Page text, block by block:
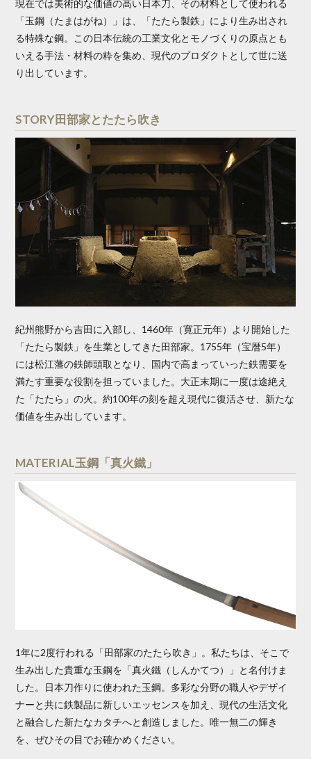
現在では美術的な価値の高い日本刀、その材料として使われる
「玉鋼（たまはがね）」は、「たたら製鉄」により生み出され
る特殊な鋼。この日本伝統の工業文化とモノづくりの原点とも
いえる手法・材料の粋を集め、現代のプロダクトとして世に送
り出しています。
STORY田部家とたたら吹き
紀州熊野から吉田に入部し、1460年（寛正元年）より開始した
「たたら製鉄」を生業としてきた田部家。1755年（宝暦5年）
には松江藩の鉄師頭取となり、国内で高まっていった鉄需要を
満たす重要な役割を担っていました。大正末期に一度は途絶え
た「たたら」の火。約100年の刻を超え現代に復活させ、新たな
価値を生み出しています。
MATERIAL玉鋼「真火鐵」
1年に2度行われる「田部家のたたら吹き」。私たちは、そこで
生み出した貴重な玉鋼を「真火鐵（しんかてつ）」と名付けま
した。日本刀作りに使われた玉鋼。多彩な分野の職人やデザイ
ナーと共に鉄製品に新しいエッセンスを加え、現代の生活文化
と融合した新たなカタチへと創造しました。唯一無二の輝き
を、ぜひその目でお確かめください。